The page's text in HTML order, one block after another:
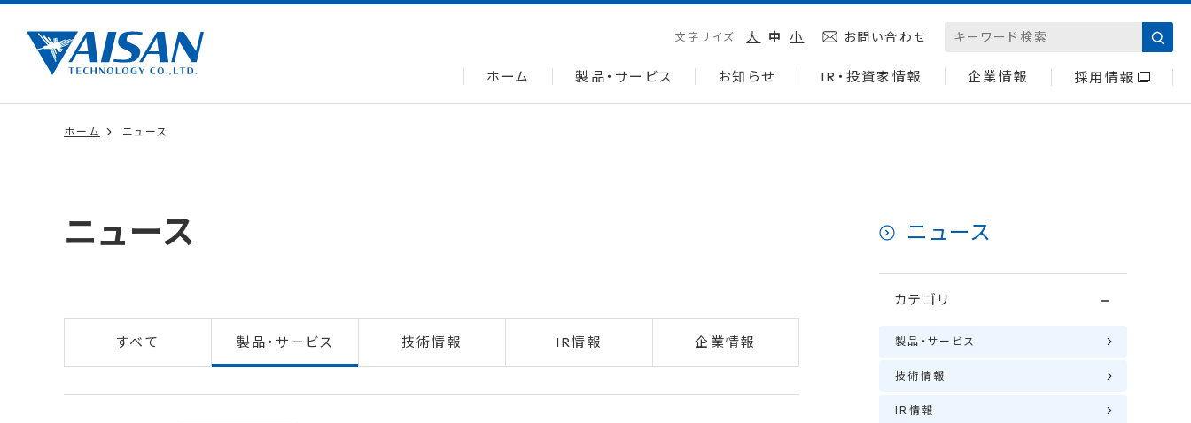
文字サイズ 大 中 小 お問い合わせ
ホーム 製品・サービス お知らせ IR・投資家情報 企業情報 採用情報
ホーム ニュース
ニュース
すべて 製品・サービス 技術情報 IR情報 企業情報
ニュース
カテゴリ
製品・サービス
技術情報
IR情報